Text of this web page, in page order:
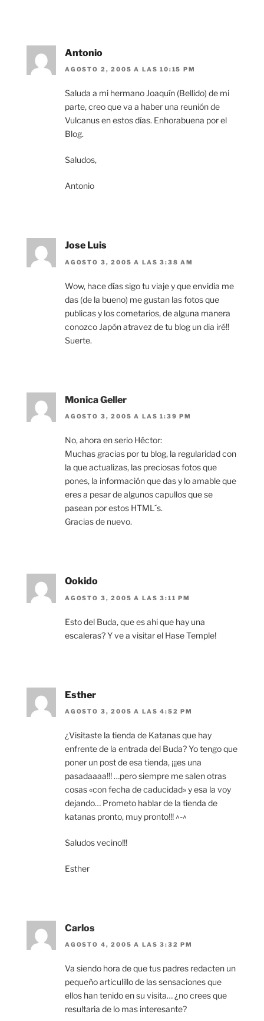
Antonio
AGOSTO 2, 2005 A LAS 10:15 PM
Saluda a mi hermano Joaquín (Bellido) de mi
parte, creo que va a haber una reunión de
Vulcanus en estos días. Enhorabuena por el
Blog.
Saludos,
Antonio
Jose Luis
AGOSTO 3, 2005 A LAS 3:38 AM
Wow, hace días sigo tu viaje y que envidia me
das (de la bueno) me gustan las fotos que
publicas y los cometarios, de alguna manera
conozco Japón atravez de tu blog un dia iré!!
Suerte.
Monica Geller
AGOSTO 3, 2005 A LAS 1:39 PM
No, ahora en serio Héctor:
Muchas gracias por tu blog, la regularidad con
la que actualizas, las preciosas fotos que
pones, la información que das y lo amable que
eres a pesar de algunos capullos que se
pasean por estos HTML´s.
Gracias de nuevo.
Ookido
AGOSTO 3, 2005 A LAS 3:11 PM
Esto del Buda, que es ahi que hay una
escaleras? Y ve a visitar el Hase Temple!
Esther
AGOSTO 3, 2005 A LAS 4:52 PM
¿Visitaste la tienda de Katanas que hay
enfrente de la entrada del Buda? Yo tengo que
poner un post de esa tienda, ¡¡¡es una
pasadaaaa!!! …pero siempre me salen otras
cosas «con fecha de caducidad» y esa la voy
dejando… Prometo hablar de la tienda de
katanas pronto, muy pronto!!! ^-^
Saludos vecino!!!
Esther
Carlos
AGOSTO 4, 2005 A LAS 3:32 PM
Va siendo hora de que tus padres redacten un
pequeño articulillo de las sensaciones que
ellos han tenido en su visita… ¿no crees que
resultaria de lo mas interesante?